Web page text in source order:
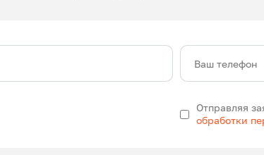
Ваш телефон
Отправляя
обработки